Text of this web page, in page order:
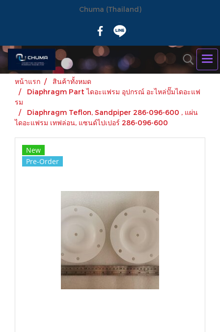
Chuma (Thailand)
หน้าแรก
สินค้าทั้งหมด
Diaphragm Part ไดอะแฟรม อุปกรณ์ อะไหล่ปั๊มไดอะแฟ
รม
Diaphragm Teflon, Sandpiper 286-096-600 , แผ่น
ไดอะแฟรม เทฟล่อน, แซนด์ไปเปอร์ 286-096-600
New
Pre-Order